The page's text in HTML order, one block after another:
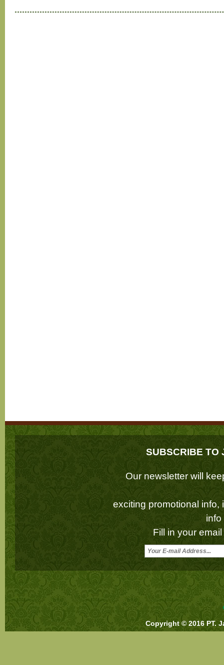
SUBSCRIBE TO
Our newsletter will
exciting promotional info,
info
Fill in your
Copyright © 2016 PT.